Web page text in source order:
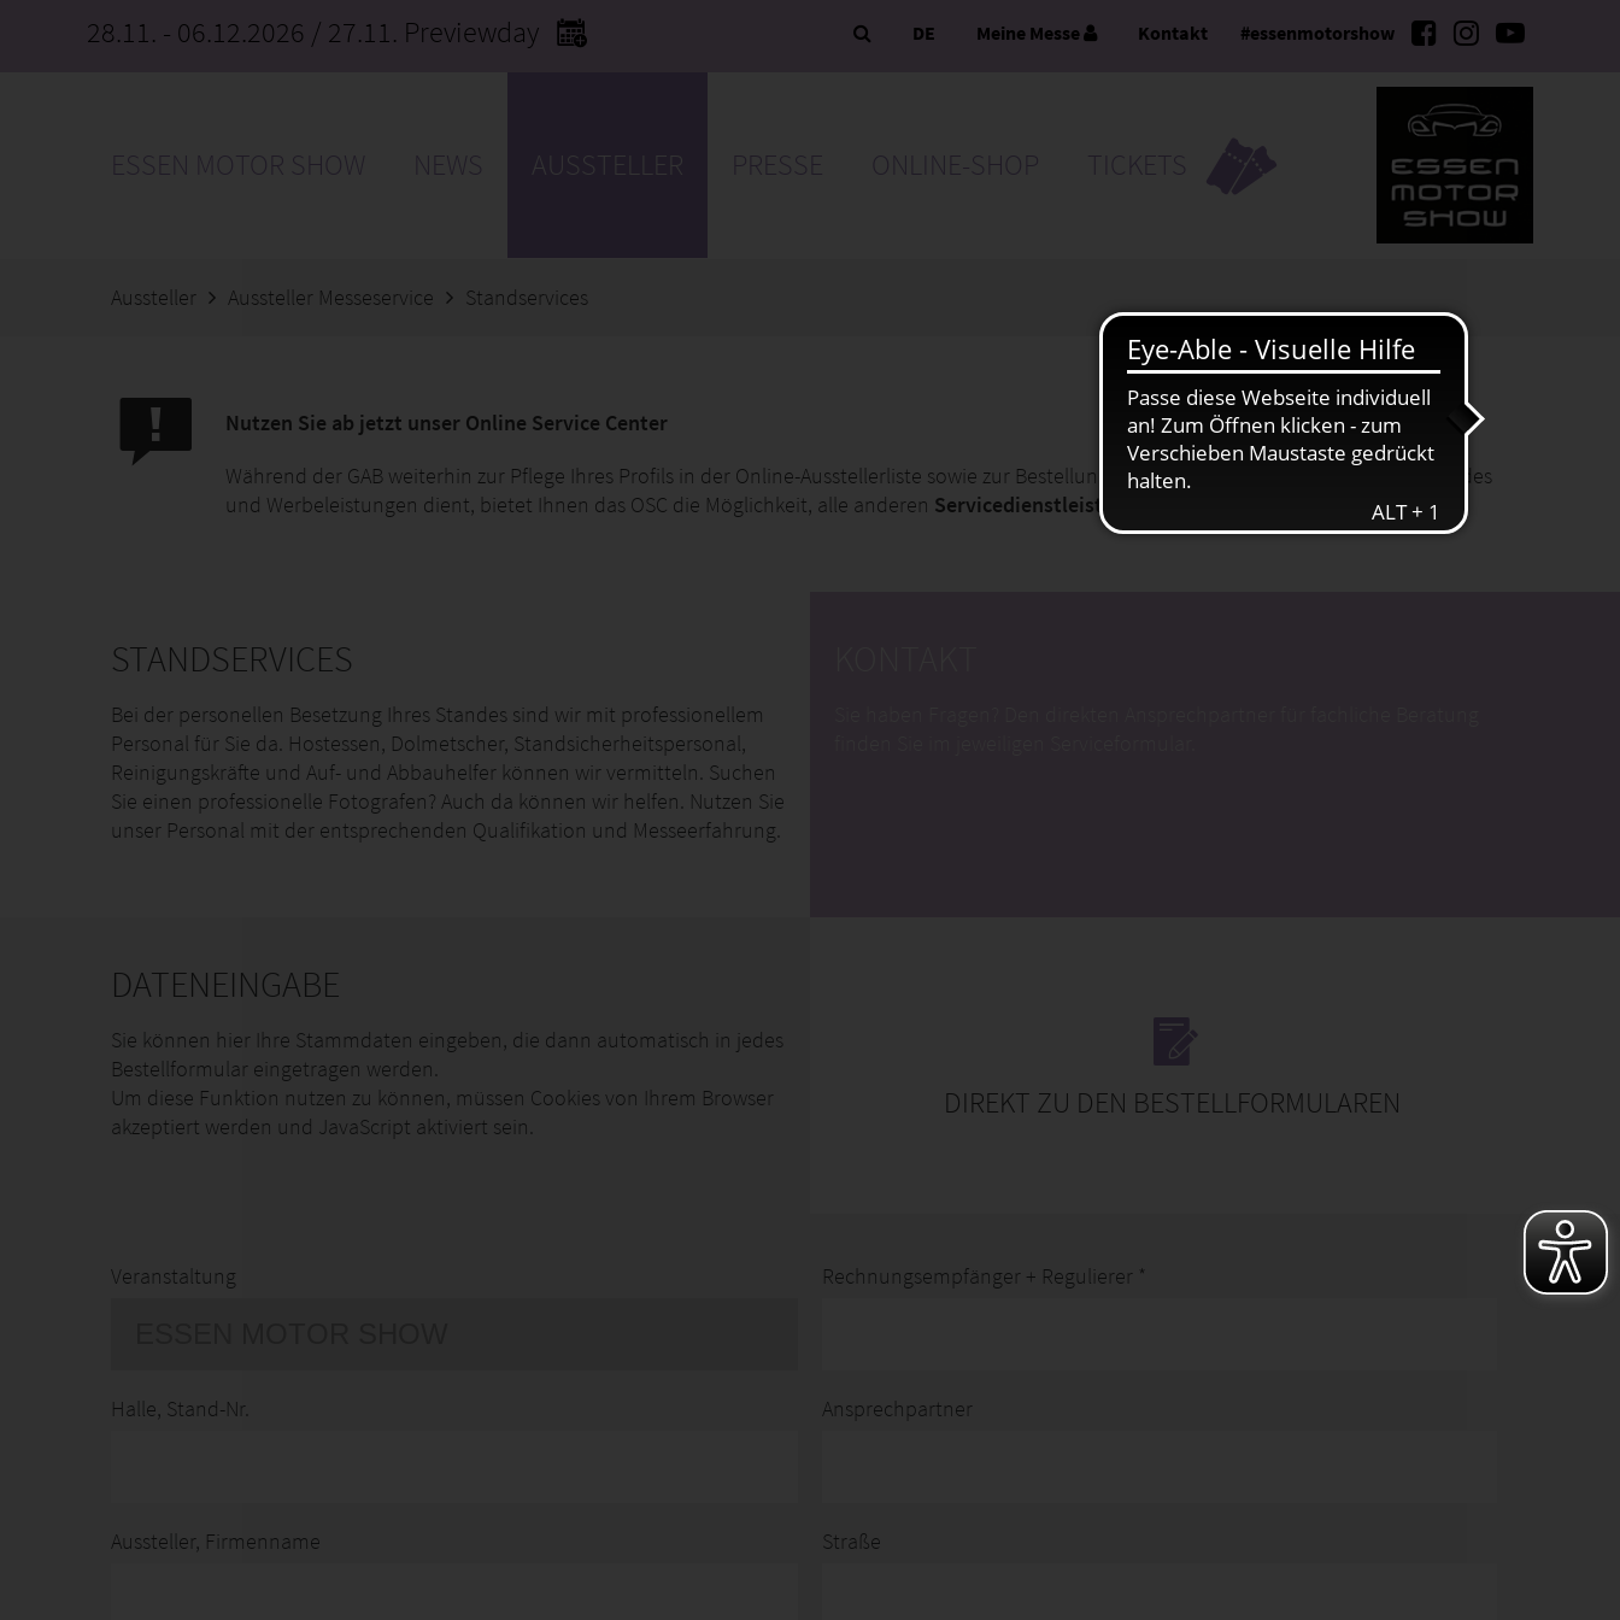
28.11. - 06.12.2026 / 27.11. Previewday #essenmotorshow
DE Meine Messe Kontakt
ESSEN MOTOR SHOW NEWS AUSSTELLER PRESSE ONLINE-SHOP TICKETS
Aussteller Aussteller Messeservice Standservices
Nutzen Sie ab jetzt unser Online Service Center
Während der GAB weiterhin zur Pflege Ihres Profils in der Online-Ausstellerliste sowie zur Bestellung von Ausstellerausweisen, Gutschein-Codes
und Werbeleistungen dient, bietet Ihnen das OSC die Möglichkeit, alle anderen Servicedienstleistungen bequem online zu bestellen
STANDSERVICES
Bei der personellen Besetzung Ihres Standes sind wir mit professionellem
Personal für Sie da. Hostessen, Dolmetscher, Standsicherheitspersonal,
Reinigungskräfte und Auf- und Abbauhelfer können wir vermitteln. Suchen
Sie einen professionelle Fotografen? Auch da können wir helfen. Nutzen Sie
unser Personal mit der entsprechenden Qualifikation und Messeerfahrung.
DATENEINGABE
Sie können hier Ihre Stammdaten eingeben, die dann automatisch in jedes
Bestellformular eingetragen werden.
Um diese Funktion nutzen zu können, müssen Cookies von Ihrem Browser
akzeptiert werden und JavaScript aktiviert sein.
DIREKT ZU DEN BESTELLFORMULAREN
Veranstaltung
Halle, Stand-Nr.
Aussteller, Firmenname
Rechnungsempfänger + Regulierer *
Ansprechpartner
Straße